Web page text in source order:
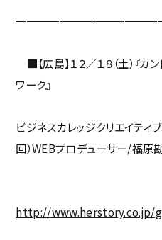
■【広島】１２／１８（土）『カ
ワーク』
ビジネスカレッジクリエイティブ
回）WEBプロデューサー/福原
http://www.herstory.co.jp/
サービス